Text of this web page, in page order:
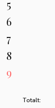
5
6
7
8
9
Totalt: